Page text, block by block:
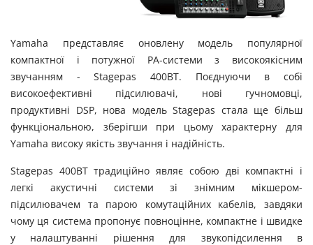
Yamaha представляє оновлену модель популярної
компактної і потужної PA-системи з високоякісним
звучанням - Stagepas 400BT. Поєднуючи в собі
високоефективні підсилювачі, нові гучномовці,
продуктивні DSP, нова модель Stagepas стала ще більш
функціональною, зберігши при цьому характерну для
Yamaha високу якість звучання і надійність.
Stagepas 400BT традиційно являє собою дві компактні і
легкі акустичні системи зі знімним мікшером-
підсилювачем та парою комутаційних кабелів, завдяки
чому ця система пропонує повноцінне, компактне і швидке
у налаштуванні рішення для звукопідсилення в